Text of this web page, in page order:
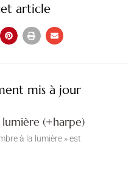
article
mis à jour
lumière (+harpe)
à la lumière » est